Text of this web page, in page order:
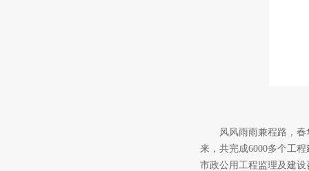
风风雨雨兼程路，
来，共完成6000多个工
市政公用工程监理及建